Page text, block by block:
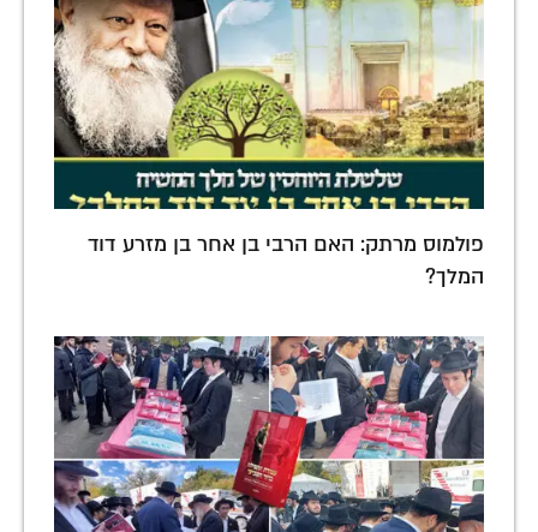
פולמוס מרתק: האם הרבי בן אחר בן מזרע דוד
המלך?